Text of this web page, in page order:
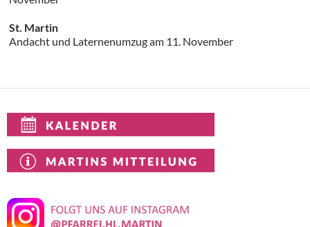
St. Martin
Andacht und Laternenumzug am 11. November